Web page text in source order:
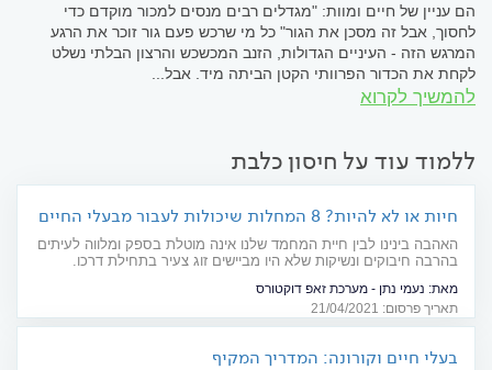
הם עניין של חיים ומוות: "מגדלים רבים מנסים למכור מוקדם כדי
לחסוך, אבל זה מסכן את הגור" כל מי שרכש פעם גור זוכר את הרגע
המרגש הזה - העיניים הגדולות, הזנב המכשכש והרצון הבלתי נשלט
לקחת את הכדור הפרוותי הקטן הביתה מיד. אבל...
להמשיך לקרוא
ללמוד עוד על חיסון כלבת
חיות או לא להיות? 8 המחלות שיכולות לעבור מבעלי החיים
האהבה בינינו לבין חיית המחמד שלנו אינה מוטלת בספק ומלווה לעיתים
בהרבה חיבוקים ונשיקות שלא היו מביישים זוג צעיר בתחילת דרכו.
של האדם המחזיק חיית מחמד בביתו. אולם כמו כל אהבה, גם לאהבה
הזו עלול להיות מחיר וכשילדינו משלמים אותו, הוא יקר מאד. אז מה הן
המחלות שעוברות מבעלי החיים לילדים וכיצד ניתן להימנע מהן?
מאת: נעמי נתן - מערכת זאפ דוקטורס
תאריך פרסום: 21/04/2021
בעלי חיים וקורונה: המדריך המקיף